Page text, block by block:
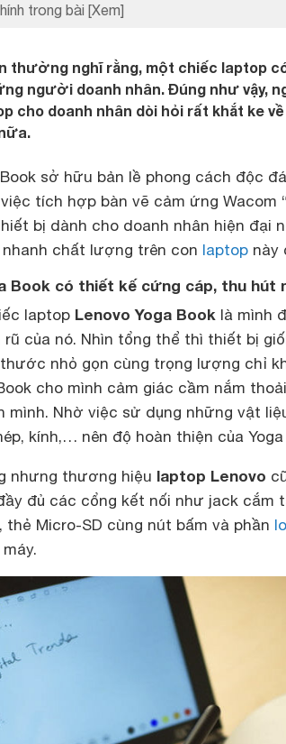
trong bài [Xem]
thường nghĩ rằng, một chiếc laptop
người doanh nhân. Đúng như vậy,
cho doanh nhân dòi hỏi rất khắt ke
sở hữu bản lề phong cách độc
tích hợp bàn vẽ cảm ứng Wacom
bị dành cho doanh nhân hiện đại
chất lượng trên con laptop này
Book có thiết kế cứng cáp, thu hút
laptop Lenovo Yoga Book là mình
rũ của nó. Nhìn tổng thể thì thiết bị
nhỏ gọn cùng trọng lượng chỉ
cho mình cảm giác cầm nắm
mình. Nhờ việc sử dụng những vật
kính,… nên độ hoàn thiện của
nhưng thương hiệu laptop Lenovo
đủ các cổng kết nối như jack cắm
thẻ Micro-SD cùng nút bấm và phần